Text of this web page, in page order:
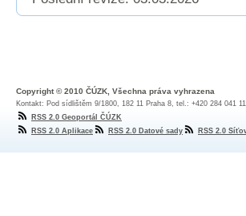
Copyright © 2010 ČÚZK, Všechna práva vyhrazena
Kontakt: Pod sídlištěm 9/1800, 182 11 Praha 8, tel.: +420 284 041
RSS 2.0 Geoportál ČÚZK
RSS 2.0 Aplikace
RSS 2.0 Datové sady RSS 2.0